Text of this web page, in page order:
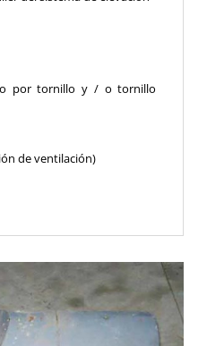
por tornillo y / o tornillo
de ventilación)